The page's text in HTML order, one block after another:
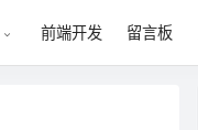
前端开发 留言板